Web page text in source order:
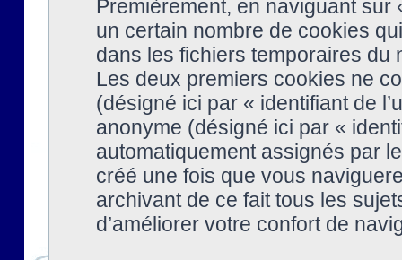
Premièrement, en naviguant
un certain nombre de cookies
dans les fichiers temporaires du
Les deux premiers cookies ne
(désigné ici par « identifiant de
anonyme (désigné ici par «
automatiquement assignés par
créé une fois que vous
archivant de ce fait tous les
d’améliorer votre confort de